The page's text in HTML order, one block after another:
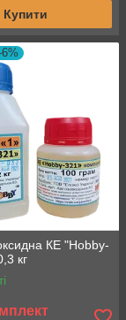
Купити
КЕ "Hobby-
кг